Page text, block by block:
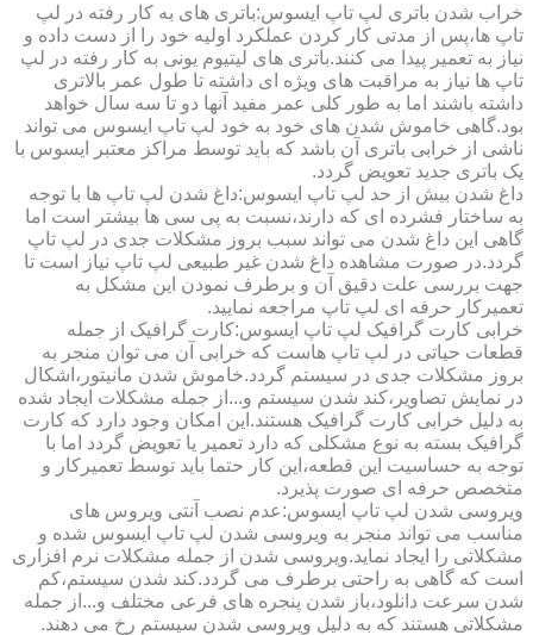
خراب شدن باتری لپ تاپ ایسوس:باتری های به کار رفته در لپ
تاپ ها،پس از مدتی کار کردن عملکرد اولیه خود را از دست داده و
نیاز به تعمیر پیدا می کنند.باتری های لیتیوم یونی به کار رفته در لپ
تاپ ها نیاز به مراقبت های ویژه ای داشته تا طول عمر بالاتری
داشته باشند اما به طور کلی عمر مفید آنها دو تا سه سال خواهد
بود.گاهی خاموش شدن های خود به خود لپ تاپ ایسوس می تواند
ناشی از خرابی باتری آن باشد که باید توسط مراکز معتبر ایسوس با
یک باتری جدید تعویض گردد.
داغ شدن بیش از حد لپ تاپ ایسوس:داغ شدن لپ تاپ ها با توجه
به ساختار فشرده ای که دارند،نسبت به پی سی ها بیشتر است اما
گاهی این داغ شدن می تواند سبب بروز مشکلات جدی در لپ تاپ
گردد.در صورت مشاهده داغ شدن غیر طبیعی لپ تاپ نیاز است تا
جهت بررسی علت دقیق آن و برطرف نمودن این مشکل به
تعمیرکار حرفه ای لپ تاپ مراجعه نمایید.
خرابی کارت گرافیک لپ تاپ ایسوس:کارت گرافیک از جمله
قطعات حیاتی در لپ تاپ هاست که خرابی آن می توان منجر به
بروز مشکلات جدی در سیستم گردد.خاموش شدن مانیتور،اشکال
در نمایش تصاویر،کند شدن سیستم و...از جمله مشکلات ایجاد شده
به دلیل خرابی کارت گرافیک هستند.این امکان وجود دارد که کارت
گرافیک بسته به نوع مشکلی که دارد تعمیر یا تعویض گردد اما با
توجه به حساسیت این قطعه،این کار حتما باید توسط تعمیرکار و
متخصص حرفه ای صورت پذیرد.
ویروسی شدن لپ تاپ ایسوس:عدم نصب آنتی ویروس های
مناسب می تواند منجر به ویروسی شدن لپ تاپ ایسوس شده و
مشکلاتی را ایجاد نماید.ویروسی شدن از جمله مشکلات نرم افزاری
است که گاهی به راحتی برطرف می گردد.کند شدن سیستم،کم
شدن سرعت دانلود،باز شدن پنجره های فرعی مختلف و...از جمله
مشکلاتی هستند که به دلیل ویروسی شدن سیستم رخ می دهند.